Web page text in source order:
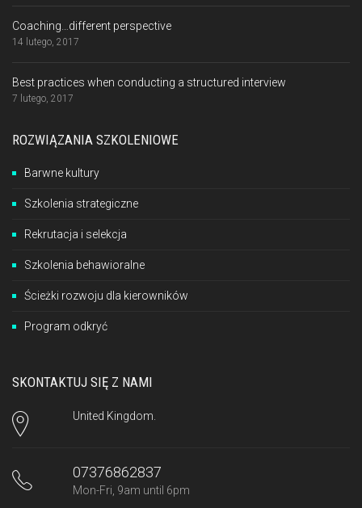
Coaching…different perspective
14 lutego, 2017
Best practices when conducting a structured interview
7 lutego, 2017
ROZWIĄZANIA SZKOLENIOWE
Barwne kultury
Szkolenia strategiczne
Rekrutacja i selekcja
Szkolenia behawioralne
Ścieżki rozwoju dla kierowników
Program odkryć
SKONTAKTUJ SIĘ Z NAMI
United Kingdom.
07376862837
Mon-Fri, 9am until 6pm